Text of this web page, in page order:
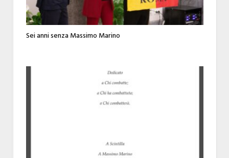
Sei anni senza Massimo Marino